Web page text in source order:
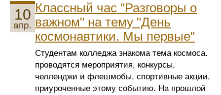
10
апр.
Классный час "Разговоры о
важном" на тему "День
космонавтики. Мы первые"
Студентам колледжа знакома тема космоса.
проводятся мероприятия, конкурсы,
челленджи и флешмобы, спортивные акции,
приуроченные этому событию. На прошлой